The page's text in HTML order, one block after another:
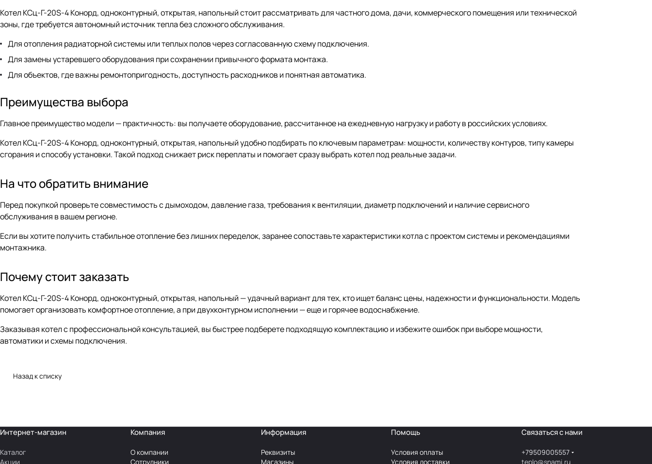
Котел КСц-Г-20S-4 Конорд, одноконтурный, открытая, напольный стоит рассматривать для частного дома, дачи, коммерческого помещения или технической
зоны, где требуется автономный источник тепла без сложного обслуживания.
Для отопления радиаторной системы или теплых полов через согласованную схему подключения.
Для замены устаревшего оборудования при сохранении привычного формата монтажа.
Для объектов, где важны ремонтопригодность, доступность расходников и понятная автоматика.
Преимущества выбора
Главное преимущество модели — практичность: вы получаете оборудование, рассчитанное на ежедневную нагрузку и работу в российских условиях.
Котел КСц-Г-20S-4 Конорд, одноконтурный, открытая, напольный удобно подбирать по ключевым параметрам: мощности, количеству контуров, типу камеры
сгорания и способу установки. Такой подход снижает риск переплаты и помогает сразу выбрать котел под реальные задачи.
На что обратить внимание
Перед покупкой проверьте совместимость с дымоходом, давление газа, требования к вентиляции, диаметр подключений и наличие сервисного
обслуживания в вашем регионе.
Если вы хотите получить стабильное отопление без лишних переделок, заранее сопоставьте характеристики котла с проектом системы и рекомендациями
монтажника.
Почему стоит заказать
Котел КСц-Г-20S-4 Конорд, одноконтурный, открытая, напольный — удачный вариант для тех, кто ищет баланс цены, надежности и функциональности. Модель
помогает организовать комфортное отопление, а при двухконтурном исполнении — еще и горячее водоснабжение.
Заказывая котел с профессиональной консультацией, вы быстрее подберете подходящую комплектацию и избежите ошибок при выборе мощности,
автоматики и схемы подключения.
Назад к списку
Интернет-магазин
Каталог
Акции
Компания
О компании
Сотрудники
Информация
Реквизиты
Магазины
Помощь
Условия оплаты
Условия доставки
Связаться с нами
+79509005557
teplo@snami.ru